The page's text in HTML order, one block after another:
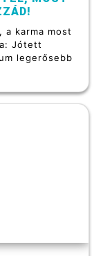
a karma most
Jótett
legerősebb